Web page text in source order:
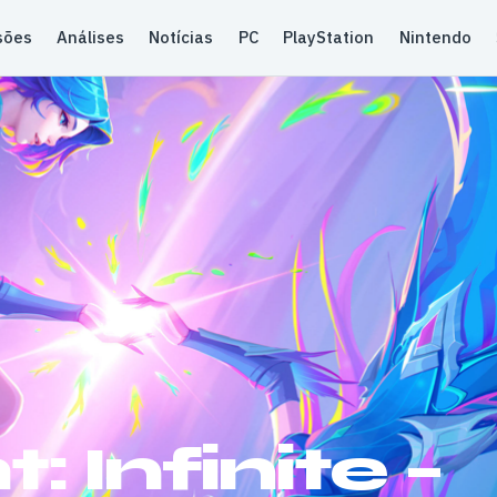
Análises Notícias PC PlayStation Nintendo
Infinite –